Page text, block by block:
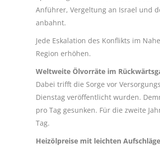
Anführer, Vergeltung an Israel und
anbahnt.
Jede Eskalation des Konflikts im
Region erhöhen.
Weltweite Ölvorräte im
Dabei trifft die Sorge vor
Dienstag veröffentlicht wurden.
pro Tag gesunken. Für die zweite
Tag.
Heizölpreise mit leichten